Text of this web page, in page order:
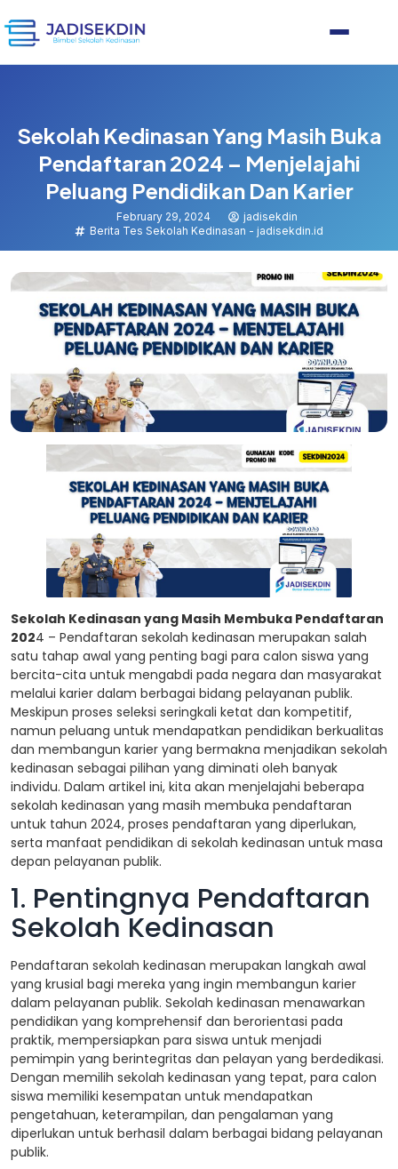
Sekolah Kedinasan Yang Masih Buka
Pendaftaran 2024 – Menjelajahi
Peluang Pendidikan Dan Karier
February 29, 2024
jadisekdin
Berita Tes Sekolah Kedinasan - jadisekdin.id
Sekolah Kedinasan yang Masih Membuka Pendaftaran
2024 – Pendaftaran sekolah kedinasan merupakan salah
satu tahap awal yang penting bagi para calon siswa yang
bercita-cita untuk mengabdi pada negara dan masyarakat
melalui karier dalam berbagai bidang pelayanan publik.
Meskipun proses seleksi seringkali ketat dan kompetitif,
namun peluang untuk mendapatkan pendidikan berkualitas
dan membangun karier yang bermakna menjadikan sekolah
kedinasan sebagai pilihan yang diminati oleh banyak
individu. Dalam artikel ini, kita akan menjelajahi beberapa
sekolah kedinasan yang masih membuka pendaftaran
untuk tahun 2024, proses pendaftaran yang diperlukan,
serta manfaat pendidikan di sekolah kedinasan untuk masa
depan pelayanan publik.
1. Pentingnya Pendaftaran
Sekolah Kedinasan
Pendaftaran sekolah kedinasan merupakan langkah awal
yang krusial bagi mereka yang ingin membangun karier
dalam pelayanan publik. Sekolah kedinasan menawarkan
pendidikan yang komprehensif dan berorientasi pada
praktik, mempersiapkan para siswa untuk menjadi
pemimpin yang berintegritas dan pelayan yang berdedikasi.
Dengan memilih sekolah kedinasan yang tepat, para calon
siswa memiliki kesempatan untuk mendapatkan
pengetahuan, keterampilan, dan pengalaman yang
diperlukan untuk berhasil dalam berbagai bidang pelayanan
publik.